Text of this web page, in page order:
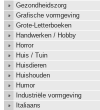
Gezondheidszorg
Grafische vormgeving
Grote-Letterboeken
Handwerken / Hobby
Horror
Huis / Tuin
Huisdieren
Huishouden
Humor
Industriële vormgeving
Italiaans